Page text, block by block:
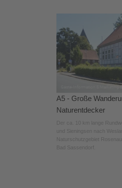
A5 - Große
Naturentdecker
Der ca. 10 km lange
und Sieningsen nach
Naturschutzgebiet
Bad Sassendorf.